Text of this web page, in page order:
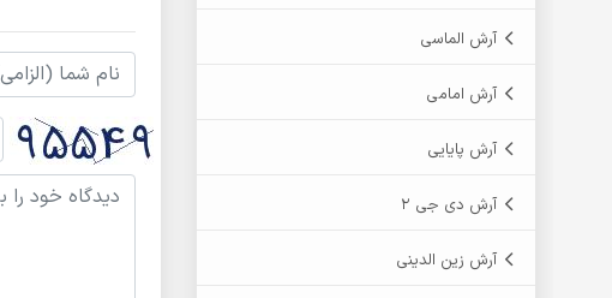
آرش الماسی
آرش امامی
آرش پایایی
آرش دی جی 2
آرش زین الدینی